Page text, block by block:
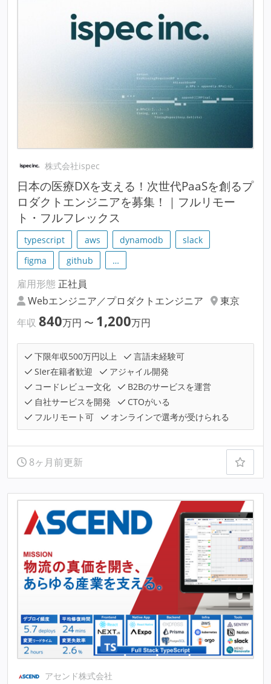
株式会社ispec
日本の医療DXを支える！次世代PaaSを創るプ
ロダクトエンジニアを募集！｜フルリモー
ト・フルフレックス
typescript aws dynamodb
slack
figma
github …
雇用形態 正社員
Webエンジニア／プロダクトエンジニア
東京
年収 840万円 〜 1,200万円
下限年収500万円以上
言語未経験可
SIer在籍者歓迎
アジャイル開発
コードレビュー文化
B2Bのサービスを運営
自社サービスを開発
CTOがいる
フルリモート可
オンラインで選考が受けられる
8ヶ月前更新
アセンド株式会社